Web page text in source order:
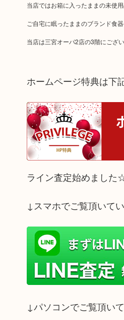
当店ではお箱に入ったままの未使
ご自宅に眠ったままのブランド食
当店は三宮オーパ2店の3階にござ
ホームページ特典は下
ライン査定始めまし
↓スマホでご覧頂いて
↓パソコンでご覧頂い